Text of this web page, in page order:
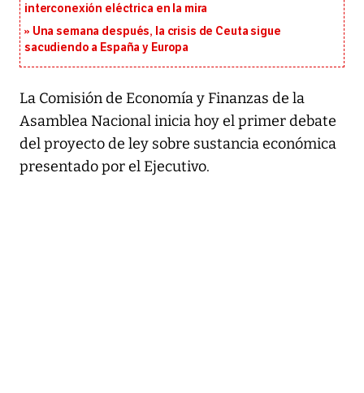
interconexión eléctrica en la mira
Una semana después, la crisis de Ceuta sigue
sacudiendo a España y Europa
La Comisión de Economía y Finanzas de la
Asamblea Nacional inicia hoy el primer debate
del proyecto de ley sobre sustancia económica
presentado por el Ejecutivo.